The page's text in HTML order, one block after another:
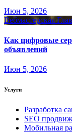
Июн 5, 2026
Вебмастерская
Как цифровые
объявлений
Июн 5, 2026
Услуги
Разработка
SEO
Мобильная